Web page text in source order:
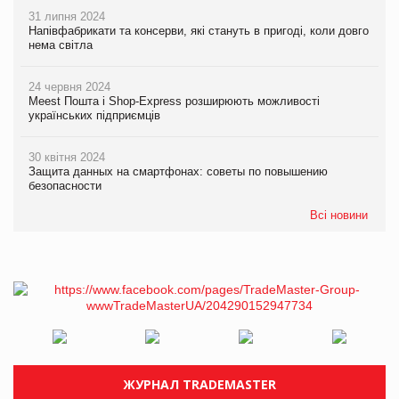
31 липня 2024
Напівфабрикати та консерви, які стануть в пригоді, коли довго
нема світла
24 червня 2024
Meest Пошта і Shop-Express розширюють можливості
українських підприємців
30 квітня 2024
Защита данных на смартфонах: советы по повышению
безопасности
Всі новини
ЖУРНАЛ TRADEMASTER